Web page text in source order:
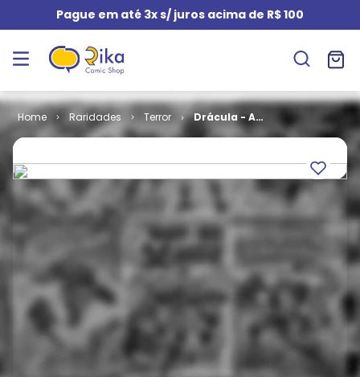
Pague em até 3x s/ juros acima de R$ 100
Raridades Terror
Drácula - A
Sombra da